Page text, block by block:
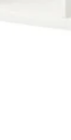
Nombre total de